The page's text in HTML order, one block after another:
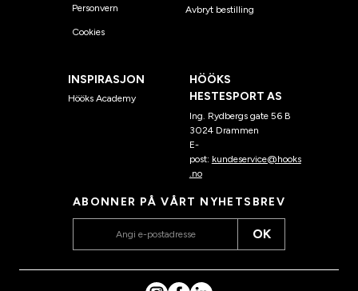
Personvern
Cookies
Avbryt bestilling
INSPIRASJON
Hööks Academy
HÖÖKS
HESTESPORT AS
Ing. Rydbergs gate 56 B
3024 Drammen
E-
post: kundeservice@hooks
.no
ABONNER PÅ VÅRT NYHETSBREV
OK